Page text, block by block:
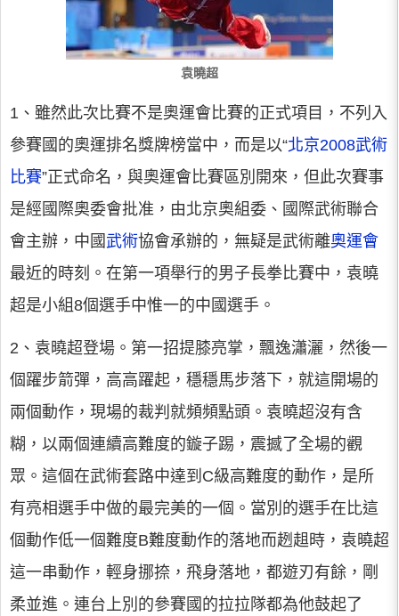
袁曉超
1、雖然此次比賽不是奧運會比賽的正式項目，不列入
參賽國的奧運排名獎牌榜當中，而是以“北京2008武術
比賽”正式命名，與奧運會比賽區別開來，但此次賽事
是經國際奧委會批准，由北京奧組委、國際武術聯合
會主辦，中國 武術協會承辦的，無疑是武術離奧運會
最近的時刻。在第一項舉行的男子長拳比賽中，袁曉
超是小組8個選手中惟一的中國選手。
2、袁曉超登場。第一招提膝亮掌，飄逸瀟灑，然後一
個躍步箭彈，高高躍起，穩穩馬步落下，就這開場的
兩個動作，現場的裁判就頻頻點頭。袁曉超沒有含
糊，以兩個連續高難度的鏇子踢，震撼了全場的觀
眾。這個在武術套路中達到C級高難度的動作，是所
有亮相選手中做的最完美的一個。當別的選手在比這
個動作低一個難度B難度動作的落地而趔趄時，袁曉超
這一串動作，輕身挪捺，飛身落地，都遊刃有餘，剛
柔並進。連台上別的參賽國的拉拉隊都為他鼓起了